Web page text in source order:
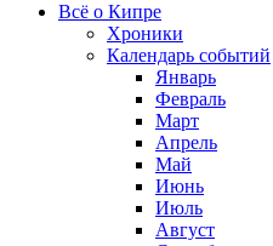
Всё о Кипре
Хроники
Календарь событий
Январь
Февраль
Март
Апрель
Май
Июнь
Июль
Август